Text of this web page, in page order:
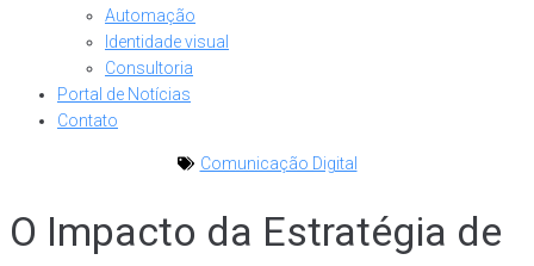
Automação
Identidade visual
Consultoria
Portal de Notícias
Contato
Comunicação Digital
O Impacto da Estratégia de